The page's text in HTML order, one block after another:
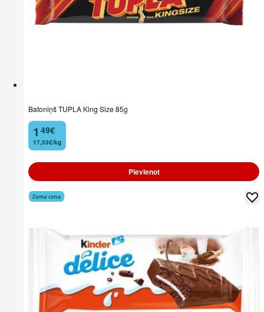
Batoniņš TUPLA King Size 85g
1
. 49€
17,53€/kg
Pievienot